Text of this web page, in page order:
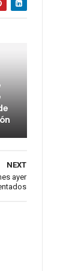
NEXT
ayer